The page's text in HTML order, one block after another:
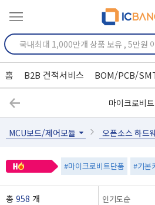
홈 B2B 견적서비스 BOM/PCB/
마이크로비트
MCU보드/제어모듈 오픈소스 하드
#마이크로비트단품 #기본
총 958 개